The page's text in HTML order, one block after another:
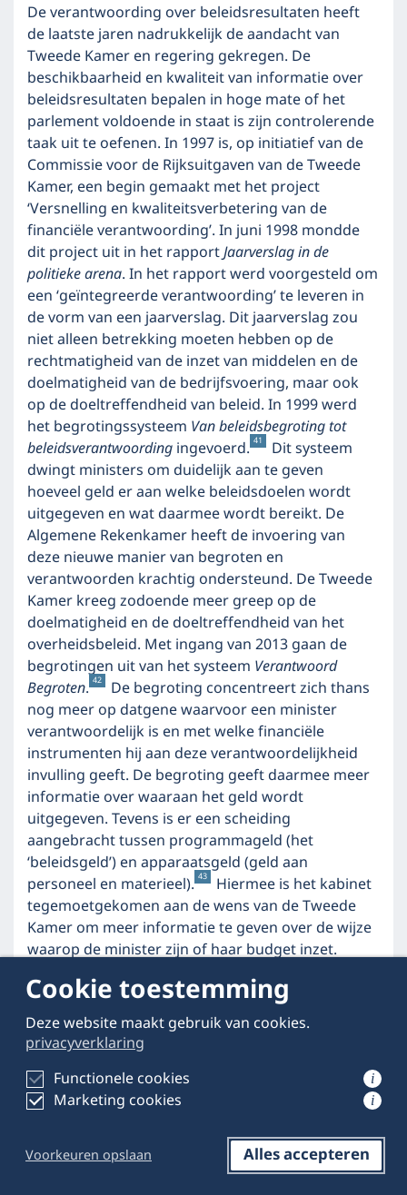
Opslaan Delen op LinkedIn
De verantwoording over beleidsresultaten heeft
de laatste jaren nadrukkelijk de aandacht van
Tweede Kamer en regering gekregen. De
beschikbaarheid en kwaliteit van informatie over
beleidsresultaten bepalen in hoge mate of het
parlement voldoende in staat is zijn controlerende
taak uit te oefenen. In 1997 is, op initiatief van de
Commissie voor de Rijksuitgaven van de Tweede
Kamer, een begin gemaakt met het project
‘Versnelling en kwaliteitsverbetering van de
financiële verantwoording’. In juni 1998 mondde
dit project uit in het rapportJaarverslag in de
politieke arena. In het rapport werd voorgesteld om
een ‘geïntegreerde verantwoording’ te leveren in
de vorm van een jaarverslag. Dit jaarverslag zou
niet alleen betrekking moeten hebben op de
rechtmatigheid van de inzet van middelen en de
doelmatigheid van de bedrijfsvoering, maar ook
op de doeltreffendheid van beleid. In 1999 werd
het begrotingssysteem Van beleidsbegroting tot
beleidsverantwoordingingevoerd. 41
Dit systeem
dwingt ministers om duidelijk aan te geven
hoeveel geld er aan welke beleidsdoelen wordt
uitgegeven en wat daarmee wordt bereikt. De
Algemene Rekenkamer heeft de invoering van
deze nieuwe manier van begroten en
verantwoorden krachtig ondersteund. De Tweede
Kamer kreeg zodoende meer greep op de
doelmatigheid en de doeltreffendheid van het
overheidsbeleid. Met ingang van 2013 gaan de
begrotingen uit van het systeem Verantwoord
Begroten. 42
De begroting concentreert zich thans
nog meer op datgene waarvoor een minister
verantwoordelijk is en met welke financiële
instrumenten hij aan deze verantwoordelijkheid
invulling geeft. De begroting geeft daarmee meer
informatie over waaraan het geld wordt
uitgegeven. Tevens is er een scheiding
aangebracht tussen programmageld (het
‘beleidsgeld’) en apparaatsgeld (geld aan
personeel en materieel). 43
Hiermee is het kabinet
tegemoetgekomen aan de wens van de Tweede
Kamer om meer informatie te geven over de wijze
waarop de minister zijn of haar budget inzet.
De reikwijdte van de
Comptabiliteitswet
Met het vierde lid van artikel 105 heeft de
Comptabiliteitswet voortaan een grondwettelijke
basis gekregen. 45 Dit wordt ook onderkend door
de Minister van Financiën, die in juni 2013 in zijn
hoofdlijnennotitie modernisering van de
Comptabiliteitswet schreef: ‘De belangrijkste
functie van de Comptabiliteitswet vanuit het
Cookie toestemming
Deze website maakt gebruik van cookies.
privacyverklaring
Functionele cookies
i
Marketing cookies i
Voorkeuren opslaan Alles accepteren